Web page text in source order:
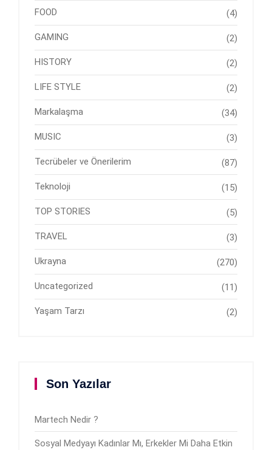
FOOD (4)
GAMING (2)
HISTORY (2)
LIFE STYLE (2)
Markalaşma (34)
MUSIC (3)
Tecrübeler ve Önerilerim (87)
Teknoloji (15)
TOP STORIES (5)
TRAVEL (3)
Ukrayna (270)
Uncategorized (11)
Yaşam Tarzı (2)
Son Yazılar
Martech Nedir ?
Sosyal Medyayı Kadınlar Mı, Erkekler Mi Daha Etkin